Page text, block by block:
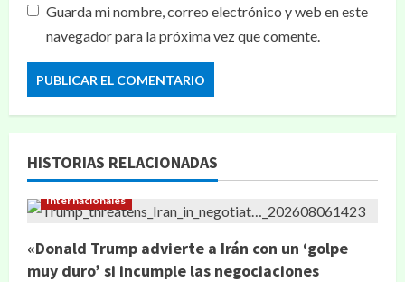
Guarda mi nombre, correo electrónico y web en este
navegador para la próxima vez que comente.
HISTORIAS RELACIONADAS
Internacionales
«Donald Trump advierte a Irán con un ‘golpe
muy duro’ si incumple las negociaciones